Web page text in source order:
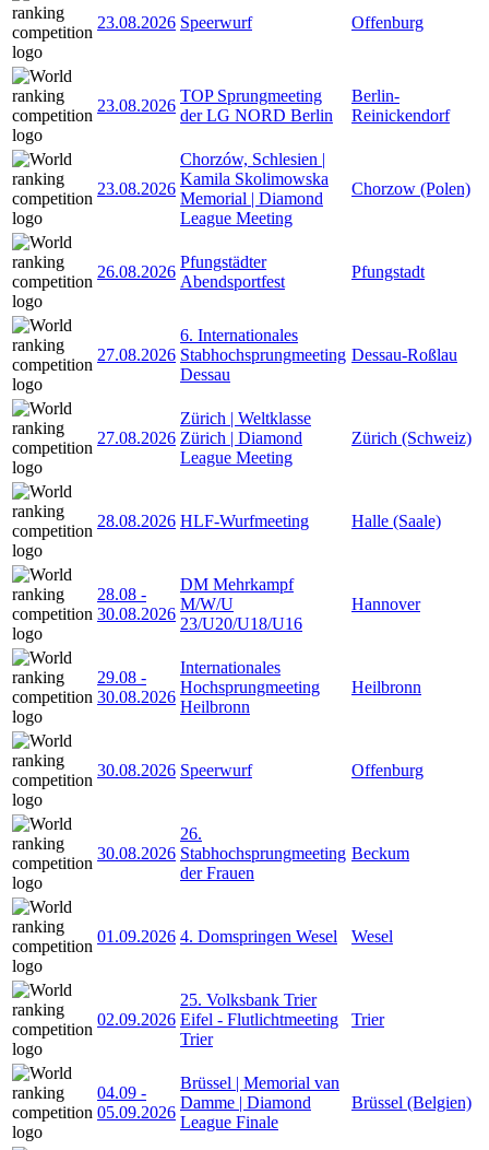
23.08.2026 Speerwurf Offenburg
23.08.2026
TOP Sprungmeeting
der LG NORD Berlin
Berlin-
Reinickendorf
23.08.2026
Chorzów, Schlesien |
Kamila Skolimowska
Memorial | Diamond
League Meeting
Chorzow (Polen)
26.08.2026
Pfungstädter
Abendsportfest
Pfungstadt
27.08.2026
6. Internationales
Stabhochsprungmeeting
Dessau
Dessau-Roßlau
27.08.2026
Zürich | Weltklasse
Zürich | Diamond
League Meeting
Zürich (Schweiz)
28.08.2026 HLF-Wurfmeeting Halle (Saale)
28.08 -
30.08.2026
DM Mehrkampf
M/W/U
23/U20/U18/U16
Hannover
29.08 -
30.08.2026
Internationales
Hochsprungmeeting
Heilbronn
Heilbronn
30.08.2026 Speerwurf Offenburg
30.08.2026
26.
Stabhochsprungmeeting
der Frauen
Beckum
01.09.2026 4. Domspringen Wesel Wesel
02.09.2026
25. Volksbank Trier
Eifel - Flutlichtmeeting
Trier
Trier
04.09 -
05.09.2026
Brüssel | Memorial van
Damme | Diamond
League Finale
Brüssel (Belgien)